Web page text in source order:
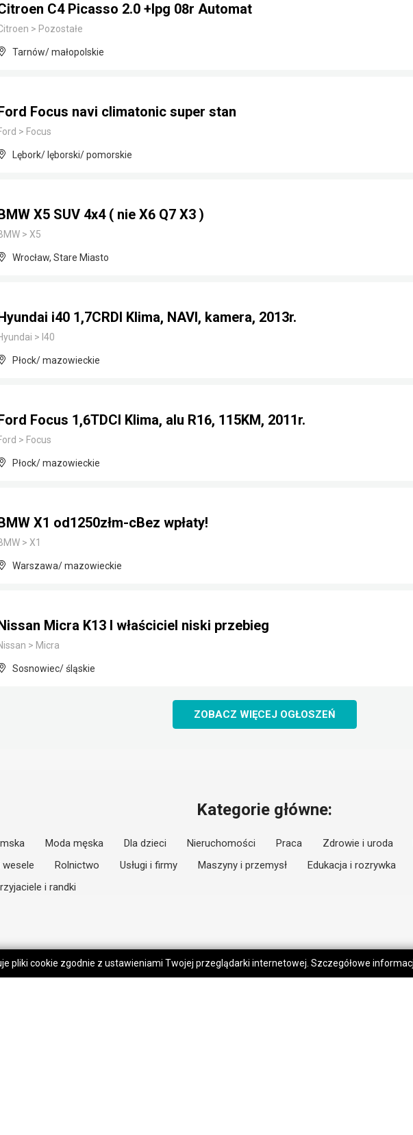
C4 Picasso 2.0 +lpg 08r Automat
> Pozostałe
Tarnów/ małopolskie
Focus navi climatonic super stan
> Focus
Lębork/ lęborski/ pomorskie
X5 SUV 4x4 ( nie X6 Q7 X3 )
> X5
Wrocław, Stare Miasto
i40 1,7CRDI Klima, NAVI, kamera, 2013r.
> I40
Płock/ mazowieckie
Focus 1,6TDCI Klima, alu R16, 115KM, 2011r.
> Focus
Płock/ mazowieckie
X1 od1250złm-cBez wpłaty!
> X1
Warszawa/ mazowieckie
Micra K13 I właściciel niski przebieg
> Micra
Sosnowiec/ śląskie
ZOBACZ WIĘCEJ OGŁOSZEŃ
Kategorie główne:
Moda męska Dla dzieci Nieruchomości Praca Zdrowie i uroda
wesele Rolnictwo Usługi i firmy Maszyny i przemysł Edukacja i rozrywka
i randki
pliki cookie zgodnie z ustawieniami Twojej przeglądarki internetowej. Szczegółowe